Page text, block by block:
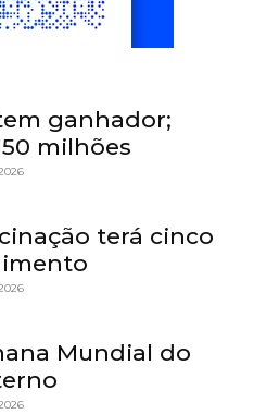
ganhador;
milhões
terá cinco
Mundial do